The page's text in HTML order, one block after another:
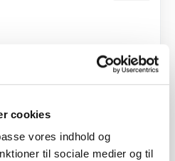
cookies
vores indhold og
til sociale medier og til